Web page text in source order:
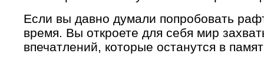
Если вы давно думали попробовать
время. Вы откроете для себя мир
впечатлений, которые останутся в